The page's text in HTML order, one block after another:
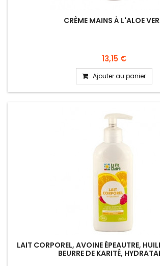
CRÈME MAINS À L'ALOE
13,15 €
Ajouter au panier
LAIT CORPOREL, AVOINE ÉPEAUTRE,
BEURRE DE KARITÉ,